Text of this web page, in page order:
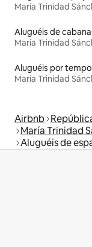
María Trinidad
Aluguéis de
María Trinidad
María Trinidad
Airbnb
María Trinidad
Aluguéis de